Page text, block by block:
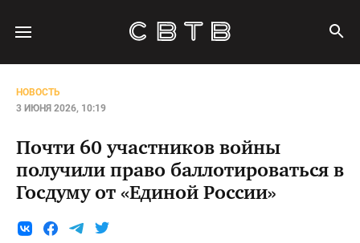
НОВОСТЬ
3 ИЮНЯ 2026, 10:19
Почти 60 участников войны
получили право баллотироваться в
Госдуму от «Единой России»